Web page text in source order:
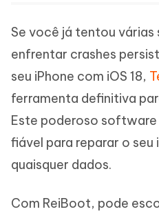
Se você já tentou várias
enfrentar crashes
seu iPhone com iOS 18,
ferramenta definitiva
Este poderoso
fiável para reparar o seu
quaisquer dados.
Com ReiBoot, pode